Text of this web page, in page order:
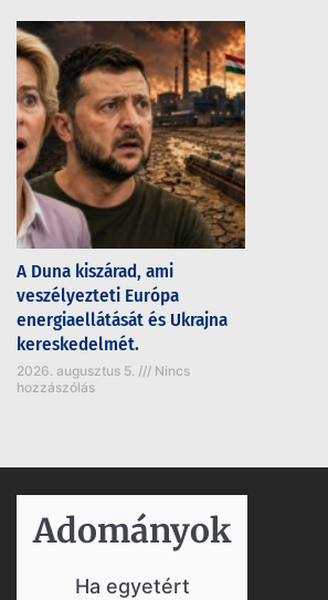
A Duna kiszárad, ami
veszélyezteti Európa
energiaellátását és Ukrajna
kereskedelmét.
2026. augusztus 5.
Nincs
hozzászólás
Adományok​
Ha egyetért